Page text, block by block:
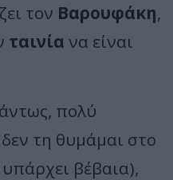
τον Βαρουφάκη,
ταινία να είναι
πολύ
τη θυμάμαι στο
βέβαια),